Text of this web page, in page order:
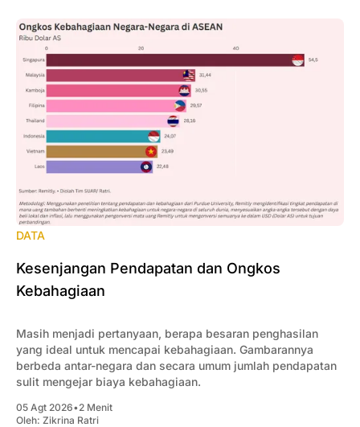
DATA
Kesenjangan Pendapatan dan Ongkos
Kebahagiaan
Masih menjadi pertanyaan, berapa besaran penghasilan
yang ideal untuk mencapai kebahagiaan. Gambarannya
berbeda antar-negara dan secara umum jumlah pendapatan
sulit mengejar biaya kebahagiaan.
05 Agt 2026•2 Menit
Oleh: Zikrina Ratri